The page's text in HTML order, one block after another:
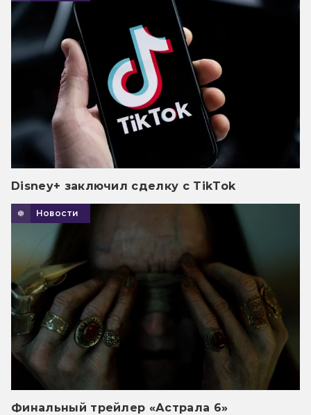
Disney+ заключил сделку с TikTok
Новости
Финальный трейлер «Астрала 6»